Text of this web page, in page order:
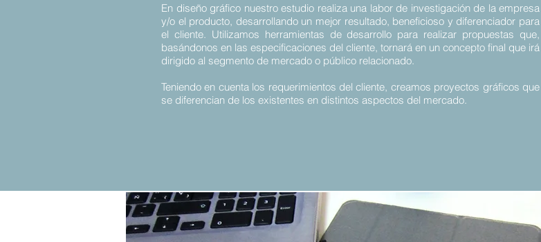
En diseño gráfico nuestro estudio realiza una labor de investigación de la empresa
y/o el producto, desarrollando un mejor resultado, beneficioso y diferenciador para
el cliente. Utilizamos herramientas de desarrollo para realizar propuestas que,
basándonos en las especificaciones del cliente, tornará en un concepto final que irá
dirigido al segmento de mercado o público relacionado.
Teniendo en cuenta los requerimientos del cliente, creamos proyectos gráficos que
se diferencian de los existentes en distintos aspectos del mercado.